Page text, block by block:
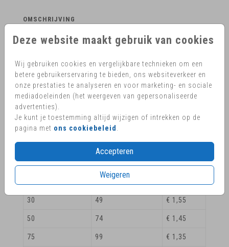
Deze website maakt gebruik van cookies
Wij gebruiken cookies en vergelijkbare technieken om een
betere gebruikerservaring te bieden, ons websiteverkeer en
onze prestaties te analyseren en voor marketing- en sociale
mediadoeleinden (het weergeven van gepersonaliseerde
advertenties).
Je kunt je toestemming altijd wijzigen of intrekken op de
pagina met ons cookiebeleid
Accepteren
Weigeren
OMSCHRIJVING
cm. Formaat pocketfold: 14,5 x 14,5 cm. Kies voor
OVERZICHT PRIJZEN - VIERKANTE CLOUD GREY
POCKETFOLD
Min. aantal Max. aantal
10 19 € 1,85
30 49 € 1,55
50 74 € 1,45
75 99 € 1,35